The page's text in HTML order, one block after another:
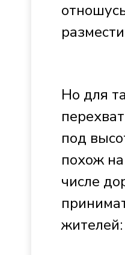
Но для
под
похож
числе